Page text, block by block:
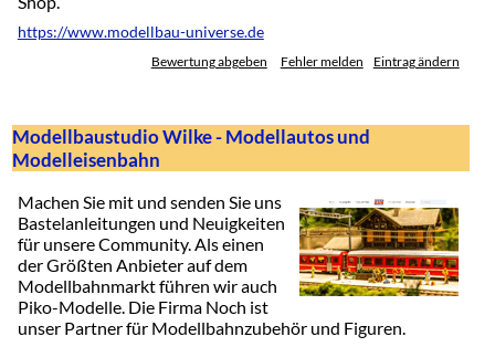
https://www.modellbau-universe.de
Bewertung abgeben Fehler melden Eintrag ändern
Modellbaustudio Wilke - Modellautos und
Modelleisenbahn
Machen Sie mit und senden Sie uns
Bastelanleitungen und Neuigkeiten
für unsere Community. Als einen
der Größten Anbieter auf dem
Modellbahnmarkt führen wir auch
Piko-Modelle. Die Firma Noch ist
unser Partner für Modellbahnzubehör und Figuren.